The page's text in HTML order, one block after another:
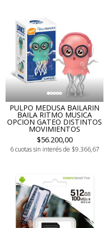
PULPO MEDUSA BAILARIN
BAILA RITMO MUSICA
OPCION GATEO DISTINTOS
MOVIMIENTOS
$56.200,00
6 cuotas sin interés de $9.366,67